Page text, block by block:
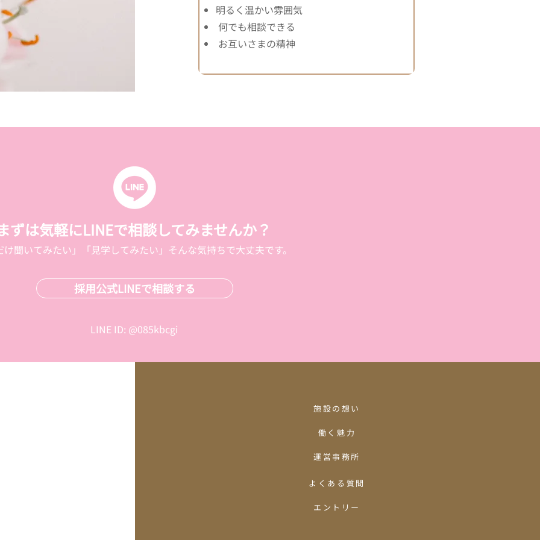
明るく温かい雰囲気
何でも相談できる
お互いさまの精神
ずは気軽にLINEで相談してみませんか？
け聞いてみたい」「見学してみたい」そんな気持ちで大丈夫です。
採用公式LINEで相談する
LINE ID: @085kbcgi
施設の想い
働く魅力
運営事務所
よくある質問
エントリー